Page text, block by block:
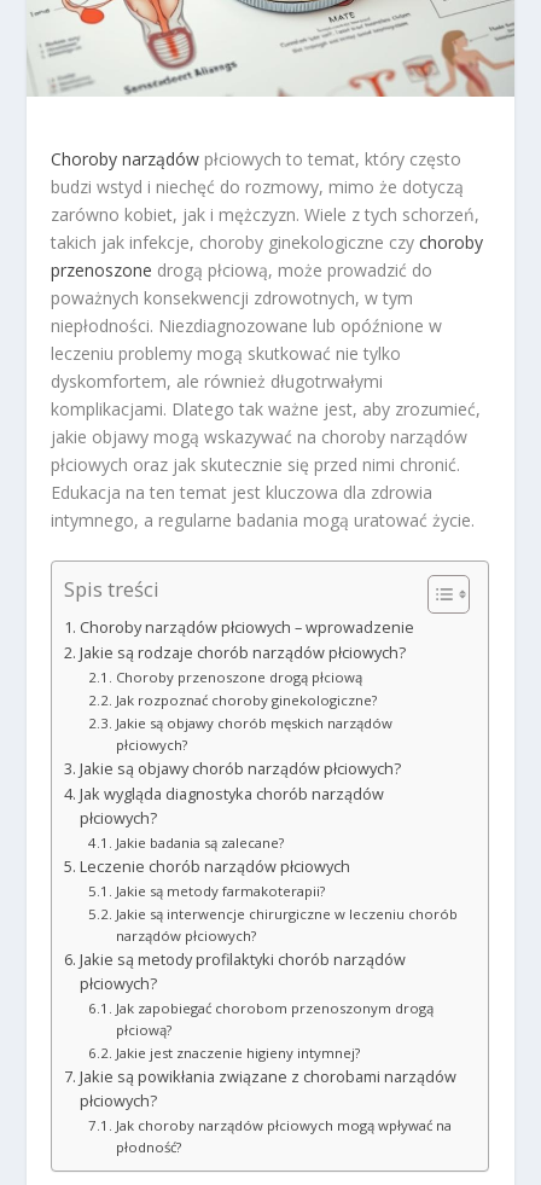
Choroby narządów płciowych to temat, który często
budzi wstyd i niechęć do rozmowy, mimo że dotyczą
zarówno kobiet, jak i mężczyzn. Wiele z tych schorzeń,
takich jak infekcje, choroby ginekologiczne czychoroby
przenoszone drogą płciową, może prowadzić do
poważnych konsekwencji zdrowotnych, w tym
niepłodności. Niezdiagnozowane lub opóźnione w
leczeniu problemy mogą skutkować nie tylko
dyskomfortem, ale również długotrwałymi
komplikacjami. Dlatego tak ważne jest, aby zrozumieć,
jakie objawy mogą wskazywać na choroby narządów
płciowych oraz jak skutecznie się przed nimi chronić.
Edukacja na ten temat jest kluczowa dla zdrowia
intymnego, a regularne badania mogą uratować życie.
Spis treści
Choroby narządów płciowych – wprowadzenie
Jakie są rodzaje chorób narządów płciowych?
Choroby przenoszone drogą płciową
Jak rozpoznać choroby ginekologiczne?
Jakie są objawy chorób męskich narządów
płciowych?
Jakie są objawy chorób narządów płciowych?
Jak wygląda diagnostyka chorób narządów
płciowych?
Jakie badania są zalecane?
Leczenie chorób narządów płciowych
Jakie są metody farmakoterapii?
Jakie są interwencje chirurgiczne w leczeniu chorób
narządów płciowych?
Jakie są metody profilaktyki chorób narządów
płciowych?
Jak zapobiegać chorobom przenoszonym drogą
płciową?
Jakie jest znaczenie higieny intymnej?
Jakie są powikłania związane z chorobami narządów
płciowych?
Jak choroby narządów płciowych mogą wpływać na
płodność?